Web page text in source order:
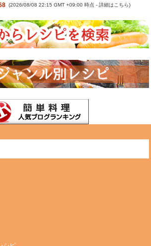
(2026/08/08 22:15 GMT +09:00 時点 -詳細はこちら)